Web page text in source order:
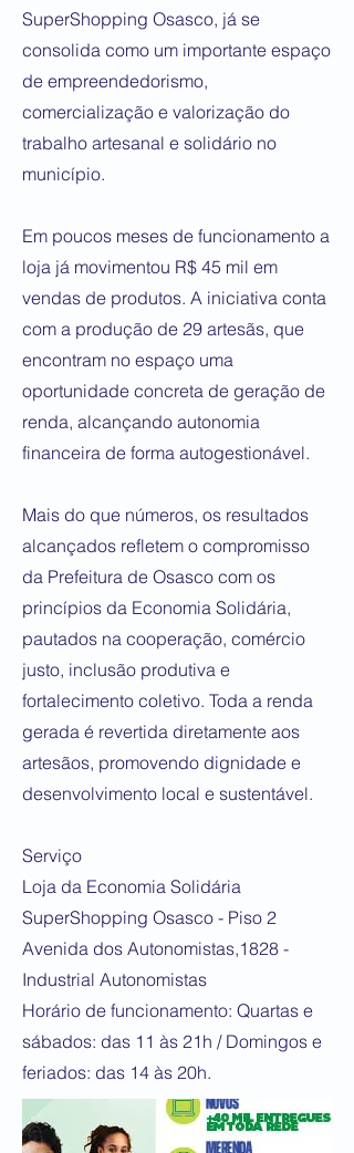
SuperShopping Osasco, já se
consolida como um importante espaço
de empreendedorismo,
comercialização e valorização do
trabalho artesanal e solidário no
município.
Em poucos meses de funcionamento a
loja já movimentou R$ 45 mil em
vendas de produtos. A iniciativa conta
com a produção de 29 artesãs, que
encontram no espaço uma
oportunidade concreta de geração de
renda, alcançando autonomia
financeira de forma autogestionável.
Mais do que números, os resultados
alcançados refletem o compromisso
da Prefeitura de Osasco com os
princípios da Economia Solidária,
pautados na cooperação, comércio
justo, inclusão produtiva e
fortalecimento coletivo. Toda a renda
gerada é revertida diretamente aos
artesãos, promovendo dignidade e
desenvolvimento local e sustentável.
Serviço
Loja da Economia Solidária
SuperShopping Osasco - Piso 2
Avenida dos Autonomistas,1828 -
Industrial Autonomistas
Horário de funcionamento: Quartas e
sábados: das 11 às 21h / Domingos e
feriados: das 14 às 20h.